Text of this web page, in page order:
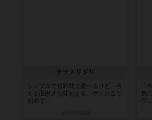
ナナトリドリ
シンプルで短時間で遊べるけど、考
える面白さも味わえる。ゲーム会で
初めて...
「
気
ゲ...